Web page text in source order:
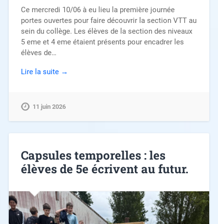
Ce mercredi 10/06 à eu lieu la première journée
portes ouvertes pour faire découvrir la section VTT au
sein du collège. Les élèves de la section des niveaux
5 eme et 4 eme étaient présents pour encadrer les
élèves de…
Lire la suite →
11 juin 2026
Capsules temporelles : les
élèves de 5e écrivent au futur.